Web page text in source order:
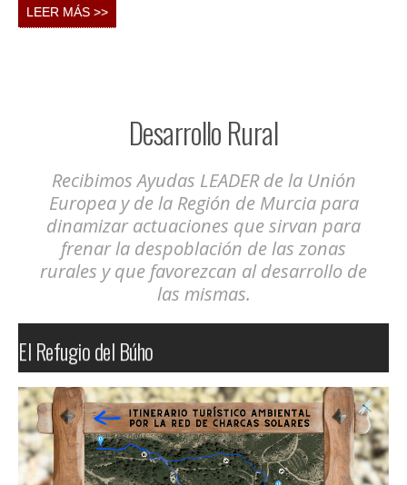
consenso generalizado en la comunidad
sobreel impacto sin precedentes que la
quema de combustibles fósiles, el cambio de usos
de suelo, la urbanización, los procesos industriales,
los modos de consumo y, en definitiva, nuestro
modelo de desarrollo han generado en el sistema
climático, incrementando laconcentración de gases
de efecto invernadero muy por encima de
Se trata de una emergencia climática que debe ser
abordada ubicando a las personas en el centro,
promoviendo respuestas queacompañen a aquellos
sectores, colectivos y territorios más
directamente amenazadospor los impactos físicos
o los cambios exigidos por la seguridad climática,con